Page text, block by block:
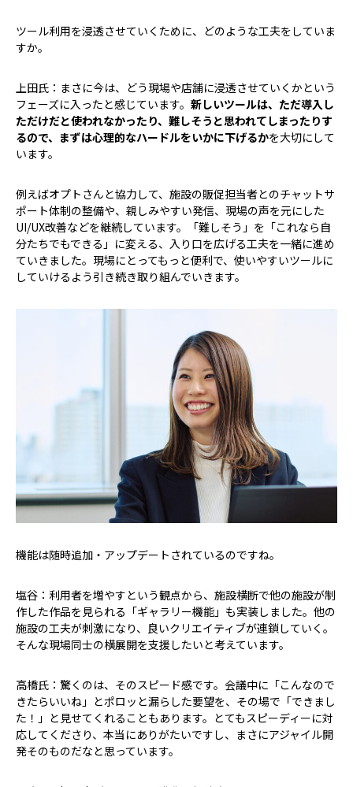
――ツール利用を浸透させていくために、どのような工夫をしていま
すか。
上田氏：まさに今は、どう現場や店舗に浸透させていくかという
フェーズに入ったと感じています。 新しいツールは、ただ導入し
ただけだと使われなかったり、難しそうと思われてしまったりす
るので、まずは心理的なハードルをいかに下げるかを大切にして
います。
例えばオプトさんと協力して、施設の販促担当者とのチャットサ
ポート体制の整備や、親しみやすい発信、現場の声を元にした
UI/UX改善などを継続しています。「難しそう」を「これなら自
分たちでもできる」に変える、入り口を広げる工夫を一緒に進め
ていきました。現場にとってもっと便利で、使いやすいツールに
していけるよう引き続き取り組んでいきます。
――機能は随時追加・アップデートされているのですね。
塩谷：利用者を増やすという観点から、施設横断で他の施設が制
作した作品を見られる「ギャラリー機能」も実装しました。他の
施設の工夫が刺激になり、良いクリエイティブが連鎖していく。
そんな現場同士の横展開を支援したいと考えています。
高橋氏：驚くのは、そのスピード感です。会議中に「こんなので
きたらいいね」とポロッと漏らした要望を、その場で「できまし
た！」と見せてくれることもあります。とてもスピーディーに対
応してくださり、本当にありがたいですし、まさにアジャイル開
発そのものだなと思っています。